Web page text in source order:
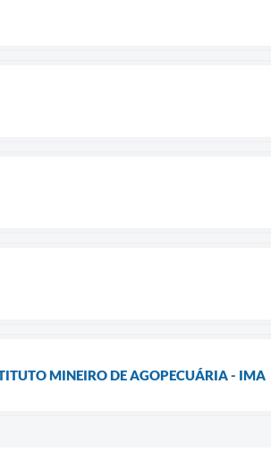
MINEIRO DE AGOPECUÁRIA - IMA